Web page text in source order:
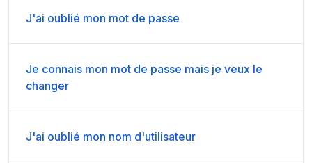
J'ai oublié mon mot de passe
Je connais mon mot de passe mais je veux le
changer
J'ai oublié mon nom d'utilisateur